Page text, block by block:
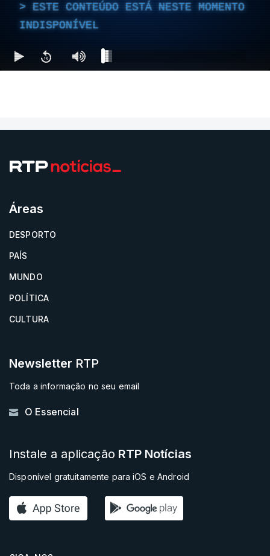
ESTE CONTEÚDO ESTÁ NESTE MOMENTO
INDISPONÍVEL
Áreas
DESPORTO
PAÍS
MUNDO
POLÍTICA
CULTURA
Newsletter RTP
Toda a informação no seu email
O Essencial
Instale a aplicação RTP Notícias
Disponível gratuitamente para iOS e Android